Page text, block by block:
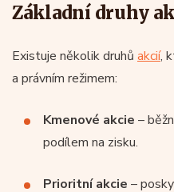
Základní druhy
Existuje několik druhů akcií,
a právním režimem:
Kmenové akcie –
podílem na zisku.
Prioritní akcie –